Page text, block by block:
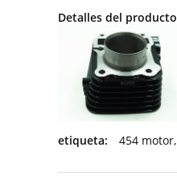
Detalles del producto
etiqueta: 454 motor,